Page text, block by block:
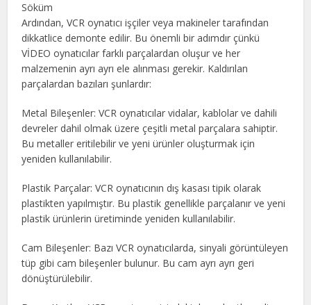
Söküm
Ardından, VCR oynatıcı işçiler veya makineler tarafından
dikkatlice demonte edilir. Bu önemli bir adımdır çünkü
VİDEO oynatıcılar farklı parçalardan oluşur ve her
malzemenin ayrı ayrı ele alınması gerekir. Kaldırılan
parçalardan bazıları şunlardır:
Metal Bileşenler: VCR oynatıcılar vidalar, kablolar ve dahili
devreler dahil olmak üzere çeşitli metal parçalara sahiptir.
Bu metaller eritilebilir ve yeni ürünler oluşturmak için
yeniden kullanılabilir.
Plastik Parçalar: VCR oynatıcının dış kasası tipik olarak
plastikten yapılmıştır. Bu plastik genellikle parçalanır ve yeni
plastik ürünlerin üretiminde yeniden kullanılabilir.
Cam Bileşenler: Bazı VCR oynatıcılarda, sinyali görüntüleyen
tüp gibi cam bileşenler bulunur. Bu cam ayrı ayrı geri
dönüştürülebilir.